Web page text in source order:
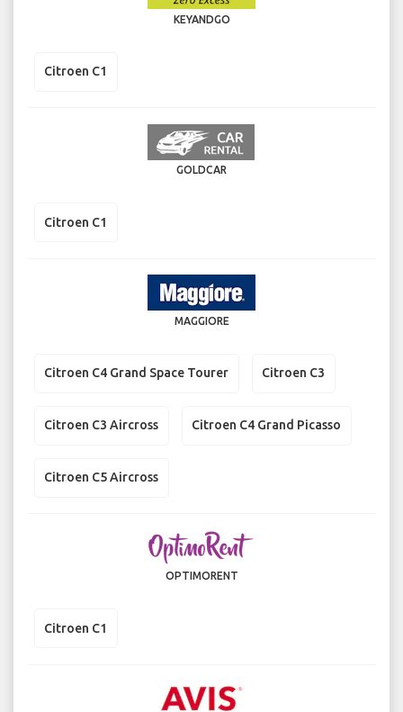
KEYANDGO
Citroen C1
GOLDCAR
Citroen C1
MAGGIORE
Citroen C4 Grand Space Tourer Citroen C3
Citroen C3 Aircross Citroen C4 Grand Picasso
Citroen C5 Aircross
OPTIMORENT
Citroen C1